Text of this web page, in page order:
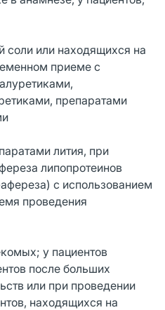
соли или находящихся на
приеме с
препаратами
лития, при
липопротеинов
с использованием
проведения
у пациентов
после больших
или при проведении
находящихся на